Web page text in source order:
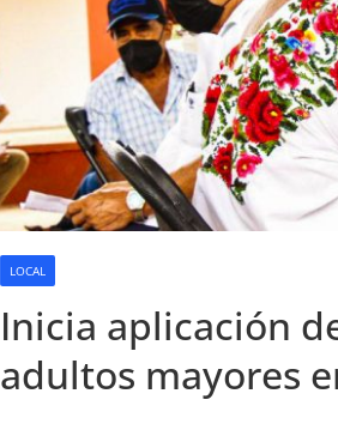
LOCAL
Inicia aplicación
adultos mayores